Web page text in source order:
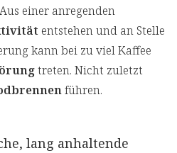
einer anregenden
entstehen und an Stelle
kann bei zu viel Kaffee
treten. Nicht zuletzt
führen.
lang anhaltende